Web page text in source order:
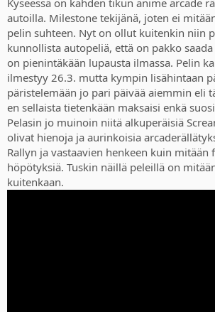
autoilla. Milestone tekijänä, joten ei
pelin suhteen. Nyt on ollut kuitenkin niin
kunnollista autopeliä, että on pakko
on pienintäkään lupausta ilmassa. Pelin
ilmestyy 26.3. mutta kympin lisähintaan
päristelemään jo pari päivää aiemmin eli
en sellaista tietenkään maksaisi enkä
Pelasin jo muinoin niitä alkuperäisiä
olivat hienoja ja aurinkoisia
Rallyn ja vastaavien henkeen kuin
höpötyksiä. Tuskin näillä peleillä on
kuitenkaan.